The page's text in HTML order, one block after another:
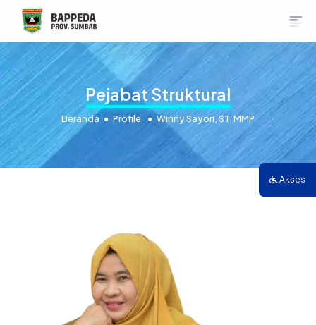
Pejabat Struktural
Beranda Profile Winny Sayori, ST, MMP
Akses